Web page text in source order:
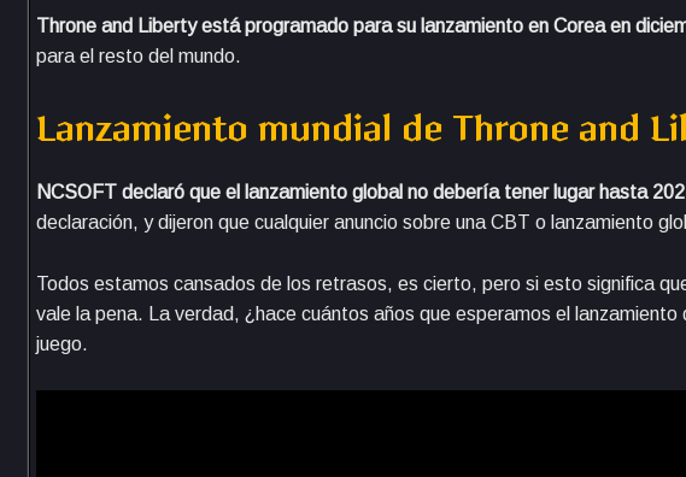
Throne and Liberty está programado para su lanzamiento en Corea en
para el resto del mundo.
Lanzamiento mundial de Throne and
NCSOFT declaró que el lanzamiento global no debería tener lugar hasta
declaración, y dijeron que cualquier anuncio sobre una CBT o lanzamiento
Todos estamos cansados ​​de los retrasos, es cierto, pero si esto significa
vale la pena. La verdad, ¿hace cuántos años que esperamos el
juego.